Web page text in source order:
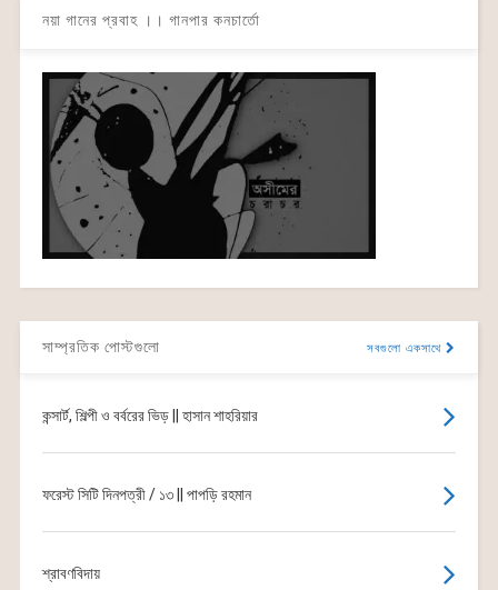
নয়া গানের প্রবাহ ।। গানপার কনচার্তো
সাম্প্রতিক পোস্টগুলো সবগুলো একসাথে
কন্সার্ট, শিল্পী ও বর্বরের ভিড় || হাসান শাহরিয়ার
ফরেস্ট সিটি দিনপত্রী / ১৩ || পাপড়ি রহমান
শ্রাবণবিদায়